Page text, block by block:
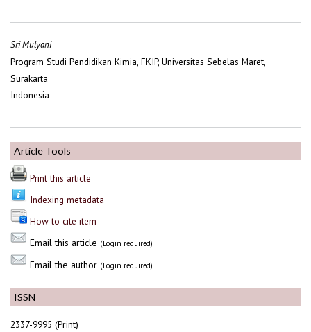
ISSN
2337-9995 (Print)
Sri Mulyani
Program Studi Pendidikan Kimia, FKIP, Universitas Sebelas Maret,
Surakarta
Indonesia
Article Tools
Print this article
Indexing metadata
How to cite item
Email this article (Login required)
Email the author (Login required)